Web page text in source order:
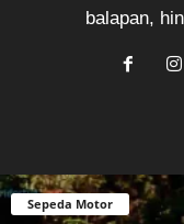
balapan,
Sepeda Motor